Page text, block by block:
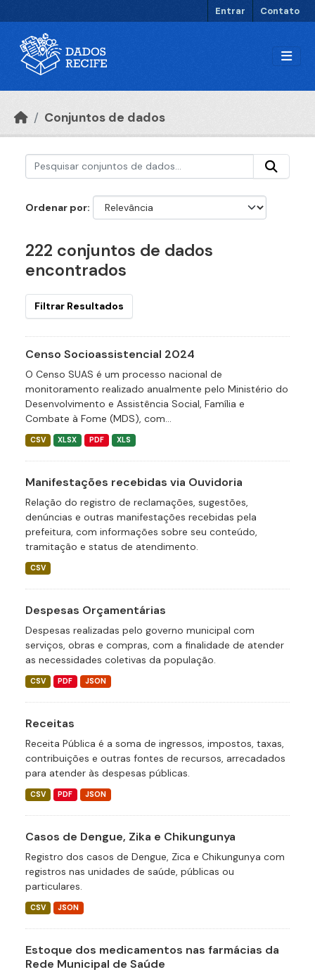
Entrar Contato
Conjuntos de dados
Ordenar por
222 conjuntos de dados
encontrados
Filtrar Resultados
Censo Socioassistencial 2024
O Censo SUAS é um processo nacional de
monitoramento realizado anualmente pelo Ministério do
Desenvolvimento e Assistência Social, Família e
Combate à Fome (MDS), com...
CSV XLSX PDF XLS
Manifestações recebidas via Ouvidoria
Relação do registro de reclamações, sugestões,
denúncias e outras manifestações recebidas pela
prefeitura, com informações sobre seu conteúdo,
tramitação e status de atendimento.
CSV
Despesas Orçamentárias
Despesas realizadas pelo governo municipal com
serviços, obras e compras, com a finalidade de atender
as necessidades coletivas da população.
CSV PDF JSON
Receitas
Receita Pública é a soma de ingressos, impostos, taxas,
contribuições e outras fontes de recursos, arrecadados
para atender às despesas públicas.
CSV PDF JSON
Casos de Dengue, Zika e Chikungunya
Registro dos casos de Dengue, Zica e Chikungunya com
registros nas unidades de saúde, públicas ou
particulares.
CSV JSON
Estoque dos medicamentos nas farmácias da
Rede Municipal de Saúde